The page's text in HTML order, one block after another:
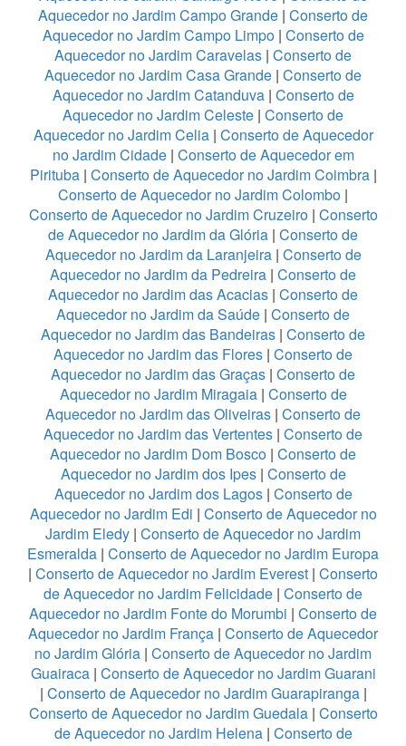
Aquecedor no Jardim Campo Grande | Conserto de
Aquecedor no Jardim Campo Limpo| Conserto de
Aquecedor no Jardim Caravelas | Conserto de
Aquecedor no Jardim Casa Grande | Conserto de
Aquecedor no Jardim Catanduva| Conserto de
Aquecedor no Jardim Celeste | Conserto de
Aquecedor no Jardim Celia| Conserto de Aquecedor
no Jardim Cidade| Conserto de Aquecedor em
Pirituba| Conserto de Aquecedor no Jardim Coimbra|
Conserto de Aquecedor no Jardim Colombo |
Conserto de Aquecedor no Jardim Cruzeiro| Conserto
de Aquecedor no Jardim da Glória | Conserto de
Aquecedor no Jardim da Laranjeira| Conserto de
Aquecedor no Jardim da Pedreira | Conserto de
Aquecedor no Jardim das Acacias | Conserto de
Aquecedor no Jardim da Saúde | Conserto de
Aquecedor no Jardim das Bandeiras | Conserto de
Aquecedor no Jardim das Flores | Conserto de
Aquecedor no Jardim das Graças | Conserto de
Aquecedor no Jardim Miragaia| Conserto de
Aquecedor no Jardim das Oliveiras | Conserto de
Aquecedor no Jardim das Vertentes | Conserto de
Aquecedor no Jardim Dom Bosco | Conserto de
Aquecedor no Jardim dos Ipes| Conserto de
Aquecedor no Jardim dos Lagos| Conserto de
Aquecedor no Jardim Edi | Conserto de Aquecedor no
Jardim Eledy | Conserto de Aquecedor no Jardim
Esmeralda | Conserto de Aquecedor no Jardim Europa
| Conserto de Aquecedor no Jardim Everest | Conserto
de Aquecedor no Jardim Felicidade | Conserto de
Aquecedor no Jardim Fonte do Morumbi | Conserto de
Aquecedor no Jardim França | Conserto de Aquecedor
no Jardim Glória | Conserto de Aquecedor no Jardim
Guairaca| Conserto de Aquecedor no Jardim Guarani
| Conserto de Aquecedor no Jardim Guarapiranga|
Conserto de Aquecedor no Jardim Guedala| Conserto
de Aquecedor no Jardim Helena| Conserto de